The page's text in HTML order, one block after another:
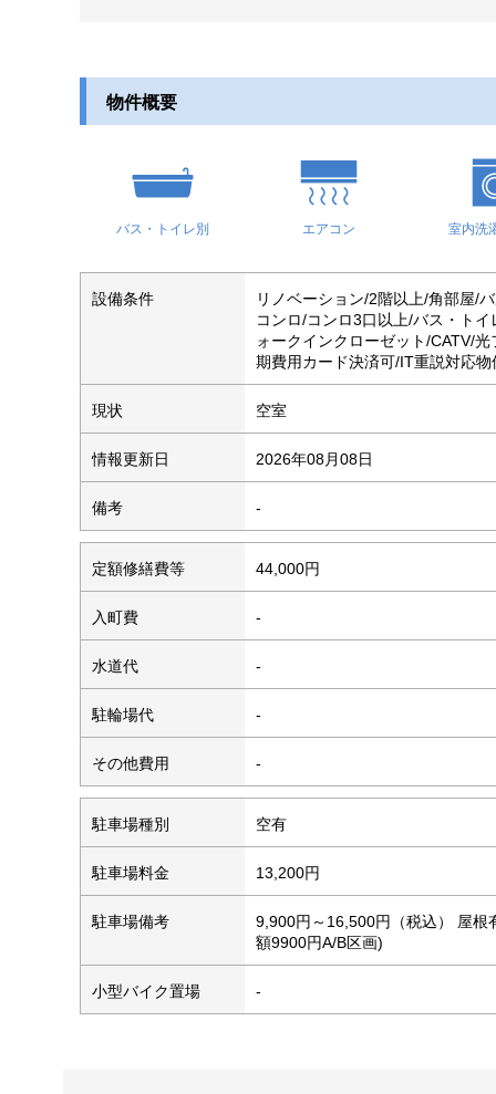
物件概要
バス・トイレ別 エアコン 室内洗
設備条件
リノベーション/2階以上/角部屋/
コンロ/コンロ3口以上/バス・ト
ォークインクローゼット/CATV/
期費用カード決済可/IT重説対応
現状 空室
情報更新日 2026年08月08日
備考 -
定額修繕費等 44,000円
入町費 -
水道代 -
駐輪場代 -
その他費用 -
駐車場種別 空有
駐車場料金 13,200円
駐車場備考
9,900円～16,500円（税込） 屋
額9900円A/B区画)
小型バイク置場 -